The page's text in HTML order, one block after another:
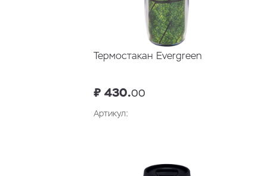
Термостакан Evergreen
₽ 430.00
Артикул: